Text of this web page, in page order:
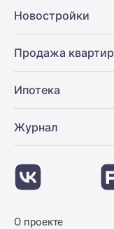
Новостройки
Продажа квартир
Ипотека
Журнал
О проекте